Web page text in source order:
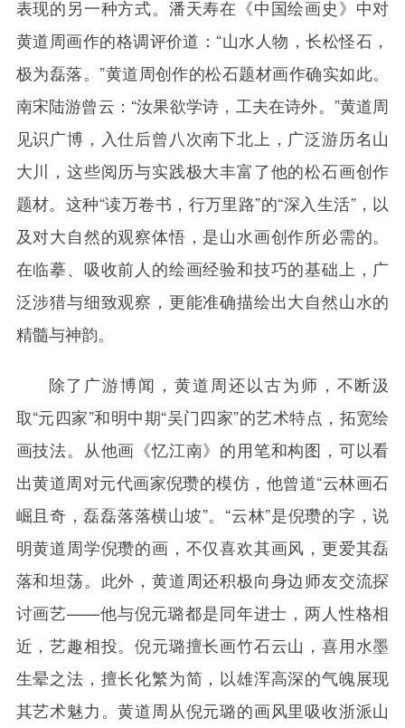
表现的另一种方式。潘天寿在《中国绘画史》中对
黄道周画作的格调评价道：“山水人物，长松怪石，
极为磊落。”黄道周创作的松石题材画作确实如此。
南宋陆游曾云：“汝果欲学诗，工夫在诗外。”黄道周
见识广博，入仕后曾八次南下北上，广泛游历名山
大川，这些阅历与实践极大丰富了他的松石画创作
题材。这种“读万卷书，行万里路”的“深入生活”，以
及对大自然的观察体悟，是山水画创作所必需的。
在临摹、吸收前人的绘画经验和技巧的基础上，广
泛涉猎与细致观察，更能准确描绘出大自然山水的
精髓与神韵。
除了广游博闻，黄道周还以古为师，不断汲
取“元四家”和明中期“吴门四家”的艺术特点，拓宽绘
画技法。从他画《忆江南》的用笔和构图，可以看
出黄道周对元代画家倪瓒的模仿，他曾道“云林画石
崛且奇，磊磊落落横山坡”。“云林”是倪瓒的字，说
明黄道周学倪瓒的画，不仅喜欢其画风，更爱其磊
落和坦荡。此外，黄道周还积极向身边师友交流探
讨画艺——他与倪元璐都是同年进士，两人性格相
近，艺趣相投。倪元璐擅长画竹石云山，喜用水墨
生晕之法，擅长化繁为简，以雄浑高深的气魄展现
其艺术魅力。黄道周从倪元璐的画风里吸收浙派山